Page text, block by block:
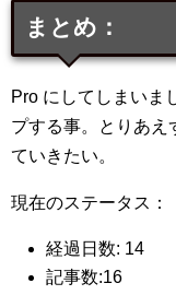
まとめ：
Pro にしてしまいま
プする事。とりあえ
ていきたい。
現在のステータス：
経過日数: 14
記事数:16